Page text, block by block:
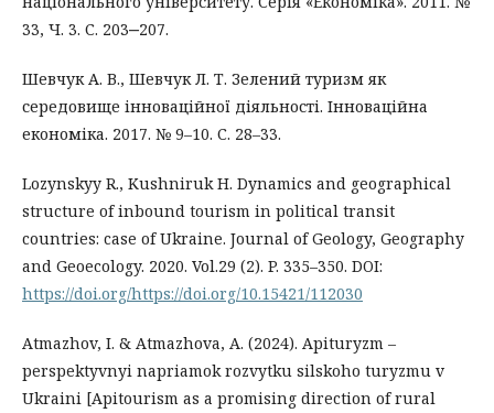
33, Ч. 3. С. 203‒207.
Шевчук А. В., Шевчук Л. Т. Зелений туризм як
середовище інноваційної діяльності. Інноваційна
економіка. 2017. № 9–10. С. 28–33.
Lozynskyy R., Kushniruk H. Dynamics and geographical
structure of inbound tourism in political transit
countries: case of Ukraine. Journal of Geology, Geography
and Geoecology. 2020. Vol.29 (2). P. 335–350. DOI:
https://doi.org/https://doi.org/10.15421/112030
Atmazhov, I. & Atmazhova, A. (2024). Apituryzm –
perspektyvnyi napriamok rozvytku silskoho turyzmu v
Ukraini [Apitourism as a promising direction of rural